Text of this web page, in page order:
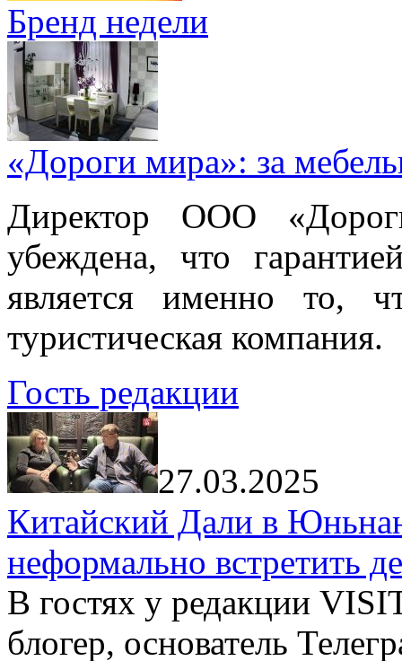
Бренд недели
«Дороги мира»: за
Директор ООО
убеждена, что
является именно то,
туристическая компания.
Гость редакции
27.03.2025
Китайский Дали в
неформально встретить
В гостях у редакции
блогер, основатель